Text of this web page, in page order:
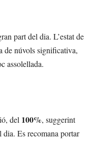
part del dia. L’estat de
de núvols significativa,
assolellada.
del 100%, suggerint
dia. Es recomana portar